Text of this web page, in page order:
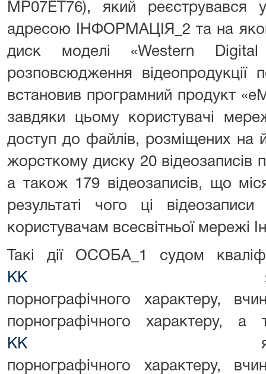
MP07ET76), який
адресою ІНФОРМАЦІЯ_2 та на
диск моделі «Western
розповсюдження відеопродукції
встановив програмний продукт
завдяки цьому користувачі
доступ до файлів, розміщених на
жорсткому диску 20 відеозаписів
а також 179 відеозаписів, що
результаті чого ці
користувачам всесвітньої мережі
Такі дії ОСОБА_1 судом
ККяк
порнографічного характеру,
порнографічного
ККяк
порнографічного характеру,